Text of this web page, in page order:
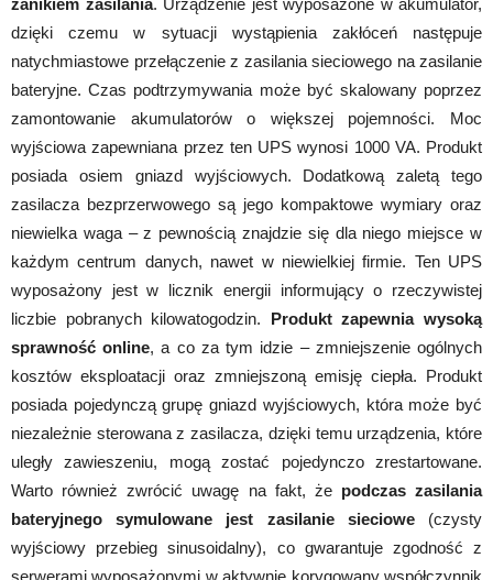
zanikiem zasilania. Urządzenie jest wyposażone w akumulator,
dzięki czemu w sytuacji wystąpienia zakłóceń następuje
natychmiastowe przełączenie z zasilania sieciowego na zasilanie
bateryjne. Czas podtrzymywania może być skalowany poprzez
zamontowanie akumulatorów o większej pojemności. Moc
wyjściowa zapewniana przez ten UPS wynosi 1000 VA. Produkt
posiada osiem gniazd wyjściowych. Dodatkową zaletą tego
zasilacza bezprzerwowego są jego kompaktowe wymiary oraz
niewielka waga – z pewnością znajdzie się dla niego miejsce w
każdym centrum danych, nawet w niewielkiej firmie. Ten UPS
wyposażony jest w licznik energii informujący o rzeczywistej
liczbie pobranych kilowatogodzin. Produkt zapewnia wysoką
sprawność online, a co za tym idzie – zmniejszenie ogólnych
kosztów eksploatacji oraz zmniejszoną emisję ciepła. Produkt
posiada pojedynczą grupę gniazd wyjściowych, która może być
niezależnie sterowana z zasilacza, dzięki temu urządzenia, które
uległy zawieszeniu, mogą zostać pojedynczo zrestartowane.
Warto również zwrócić uwagę na fakt, że podczas zasilania
bateryjnego symulowane jest zasilanie sieciowe(czysty
wyjściowy przebieg sinusoidalny), co gwarantuje zgodność z
serwerami wyposażonymi w aktywnie korygowany współczynnik